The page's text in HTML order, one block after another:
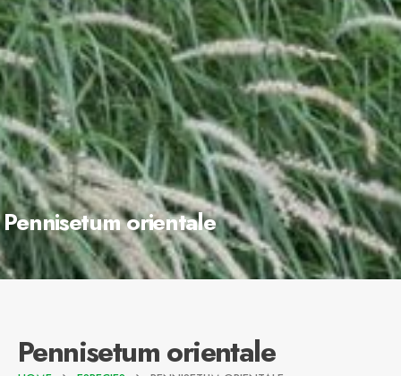
Pennisetum orientale
Pennisetum orientale